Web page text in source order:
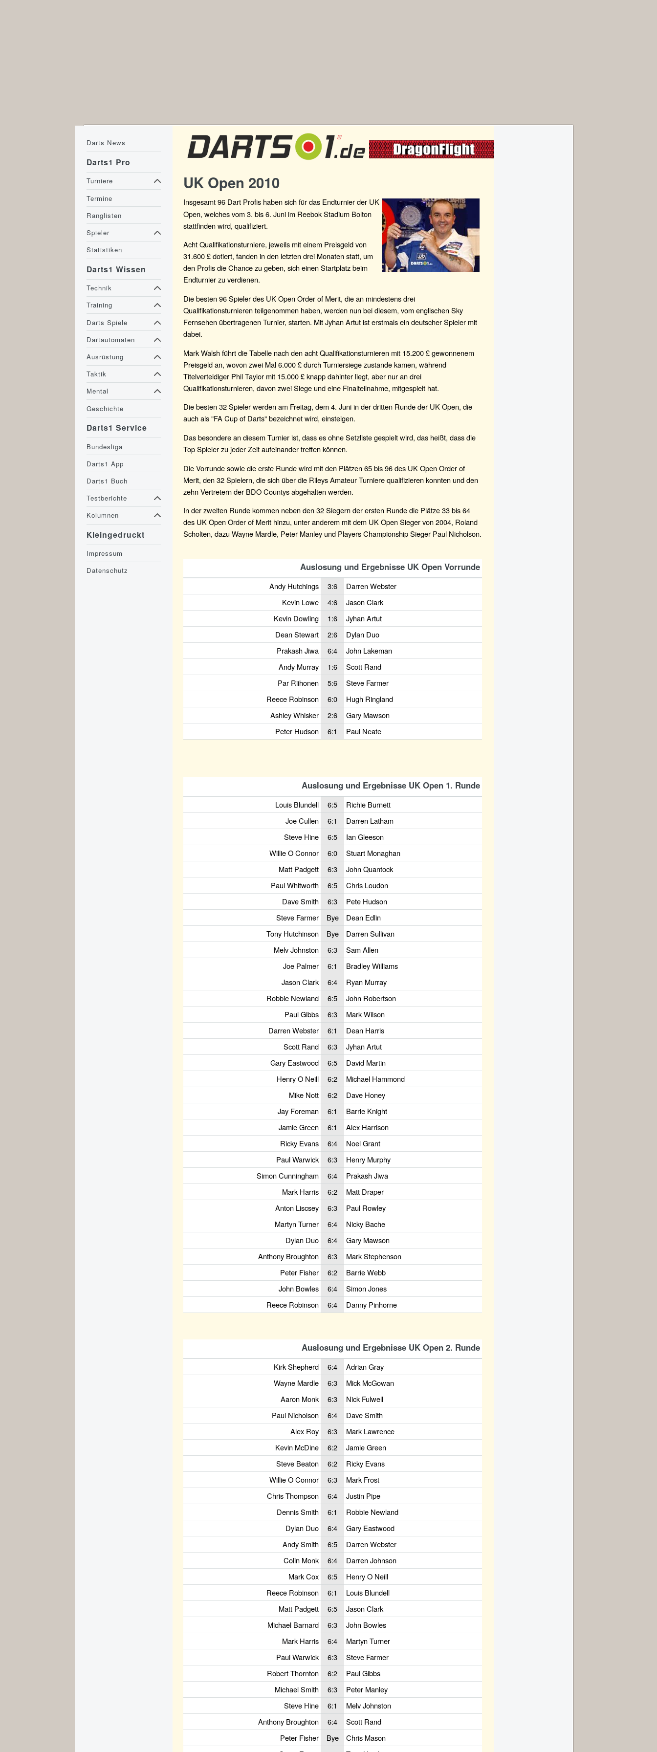
UK Open 2010
Insgesamt 96 Dart Profis haben sich für das Endturnier der UK
Open, welches vom 3. bis 6. Juni im Reebok Stadium Bolton
stattfinden wird, qualifiziert.
Acht Qualifikationsturniere, jeweils mit einem Preisgeld von
31.600 £ dotiert, fanden in den letzten drei Monaten statt, um
den Profis die Chance zu geben, sich einen Startplatz beim
Endturnier zu verdienen.
Die besten 96 Spieler des UK Open Order of Merit, die an mindestens drei
Qualifikationsturnieren teilgenommen haben, werden nun bei diesem, vom englischen Sky
Fernsehen übertragenen Turnier, starten. Mit Jyhan Artut ist erstmals ein deutscher Spieler mit
dabei.
Mark Walsh führt die Tabelle nach den acht Qualifikationsturnieren mit 15.200 £ gewonnenem
Preisgeld an, wovon zwei Mal 6.000 £ durch Turniersiege zustande kamen, während
Titelverteidiger Phil Taylor mit 15.000 £ knapp dahinter liegt, aber nur an drei
Qualifikationsturnieren, davon zwei Siege und eine Finalteilnahme, mitgespielt hat.
Die besten 32 Spieler werden am Freitag, dem 4. Juni in der dritten Runde der UK Open, die
auch als "FA Cup of Darts" bezeichnet wird, einsteigen.
Das besondere an diesem Turnier ist, dass es ohne Setzliste gespielt wird, das heißt, dass die
Top Spieler zu jeder Zeit aufeinander treffen können.
Die Vorrunde sowie die erste Runde wird mit den Plätzen 65 bis 96 des UK Open Order of
Merit, den 32 Spielern, die sich über die Rileys Amateur Turniere qualifizieren konnten und den
zehn Vertretern der BDO Countys abgehalten werden.
In der zweiten Runde kommen neben den 32 Siegern der ersten Runde die Plätze 33 bis 64
des UK Open Order of Merit hinzu, unter anderem mit dem UK Open Sieger von 2004, Roland
Scholten, dazu Wayne Mardle, Peter Manley und Players Championship Sieger Paul Nicholson.
Auslosung und Ergebnisse UK Open Vorrunde
Andy Hutchings 3:6
Darren Webster
Kevin Lowe
4:6
Jason Clark
Kevin Dowling
1:6
Jyhan Artut
Dean Stewart
2:6
Dylan Duo
Prakash Jiwa
6:4
John Lakeman
Andy Murray
1:6
Scott Rand
Par Riihonen
5:6
Steve Farmer
Reece Robinson
6:0
Hugh Ringland
Ashley Whisker
2:6
Gary Mawson
Peter Hudson
6:1 Paul Neate
Auslosung und Ergebnisse UK Open 1. Runde
Louis Blundell 6:5
Richie Burnett
Joe Cullen
6:1
Darren Latham
Steve Hine
6:5
Ian Gleeson
Willie O Connor
6:0
Stuart Monaghan
Matt Padgett
6:3
John Quantock
Paul Whitworth
6:5
Chris Loudon
Dave Smith
6:3
Pete Hudson
Steve Farmer
Bye
Dean Edlin
Tony Hutchinson
Bye
Darren Sullivan
Melv Johnston
6:3
Sam Allen
Joe Palmer
6:1
Bradley Williams
Jason Clark
6:4
Ryan Murray
Robbie Newland
6:5
John Robertson
Paul Gibbs
6:3
Mark Wilson
Darren Webster
6:1
Dean Harris
Scott Rand
6:3
Jyhan Artut
Gary Eastwood
6:5
David Martin
Henry O Neill
6:2
Michael Hammond
Mike Nott
6:2
Dave Honey
Jay Foreman
6:1
Barrie Knight
Jamie Green
6:1
Alex Harrison
Ricky Evans
6:4
Noel Grant
Paul Warwick
6:3
Henry Murphy
Simon Cunningham
6:4
Prakash Jiwa
Mark Harris
6:2
Matt Draper
Anton Liscsey
6:3
Paul Rowley
Martyn Turner
6:4
Nicky Bache
Dylan Duo
6:4
Gary Mawson
Anthony Broughton
6:3
Mark Stephenson
Peter Fisher
6:2
Barrie Webb
John Bowles
6:4
Simon Jones
Reece Robinson
6:4 Danny Pinhorne
Auslosung und Ergebnisse UK Open 2. Runde
Kirk Shepherd 6:4
Adrian Gray
Wayne Mardle
6:3
Mick McGowan
Aaron Monk
6:3
Nick Fulwell
Paul Nicholson
6:4
Dave Smith
Alex Roy
6:3
Mark Lawrence
Kevin McDine
6:2
Jamie Green
Steve Beaton
6:2
Ricky Evans
Willie O Connor
6:3
Mark Frost
Chris Thompson
6:4
Justin Pipe
Dennis Smith
6:1
Robbie Newland
Dylan Duo
6:4
Gary Eastwood
Andy Smith
6:5
Darren Webster
Colin Monk
6:4
Darren Johnson
Mark Cox
6:5
Henry O Neill
Reece Robinson
6:1
Louis Blundell
Matt Padgett
6:5
Jason Clark
Michael Barnard
6:3
John Bowles
Mark Harris
6:4
Martyn Turner
Paul Warwick
6:3
Steve Farmer
Robert Thornton
6:2
Paul Gibbs
Michael Smith
6:3
Peter Manley
Steve Hine
6:1
Melv Johnston
Anthony Broughton
6:4
Scott Rand
Peter Fisher
Bye
Chris Mason
Darts News
Darts1 Pro
Turniere
Termine
Ranglisten
Spieler
Statistiken
Darts1 Wissen
Technik
Training
Darts Spiele
Dartautomaten
Ausrüstung
Taktik
Mental
Geschichte
Darts1 Service
Bundesliga
Darts1 App
Darts1 Buch
Testberichte
Kolumnen
Kleingedruckt
Impressum
Datenschutz